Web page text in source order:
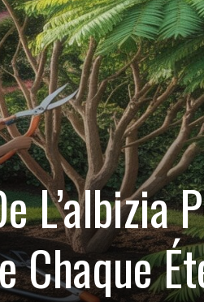
L’albizia
Chaque